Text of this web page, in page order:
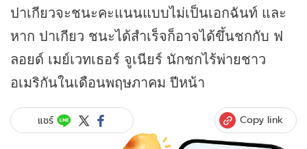
ปาเกียวจะชนะคะแนนแบบไม่เป็นเอกฉันท์ และ
หาก ปาเกียว ชนะได้สำเร็จก็อาจได้ขึ้นชกกับ ฟ
ลอยด์ เมย์เวทเธอร์ จูเนียร์ นักชกไร้พ่ายชาว
อเมริกันในเดือนพฤษภาคม ปีหน้า
แชร์ Copy link